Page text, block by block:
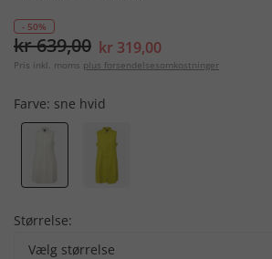
- 50%
kr 639,00 kr 319,00
Pris inkl. moms plus forsendelsesomkostninger
Farve: sne hvid
Størrelse:
Vælg størrelse